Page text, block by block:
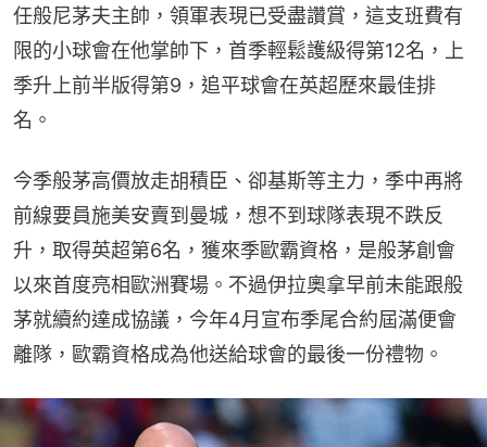
任般尼茅夫主帥，領軍表現已受盡讚賞，這支班費有
限的小球會在他掌帥下，首季輕鬆護級得第12名，上
季升上前半版得第9，追平球會在英超歷來最佳排
名。
今季般茅高價放走胡積臣、卻基斯等主力，季中再將
前線要員施美安賣到曼城，想不到球隊表現不跌反
升，取得英超第6名，獲來季歐霸資格，是般茅創會
以來首度亮相歐洲賽場。不過伊拉奧拿早前未能跟般
茅就續約達成協議，今年4月宣布季尾合約屆滿便會
離隊，歐霸資格成為他送給球會的最後一份禮物。